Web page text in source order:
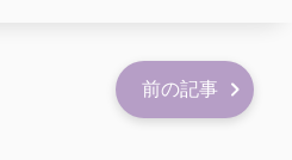
前の記事